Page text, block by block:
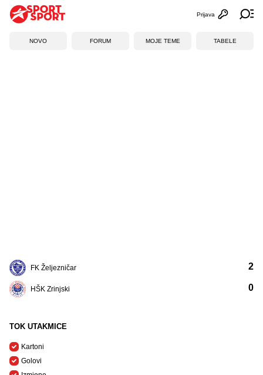
Otvori
Prijava
NOVO FORUM MOJE TEME TABELE
FK Željezničar
HŠK Zrinjski
2
0
TOK UTAKMICE
Kartoni
Golovi